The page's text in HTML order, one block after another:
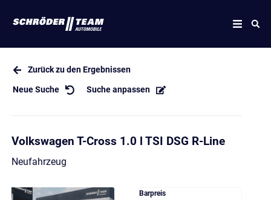
Zurück zu den Ergebnissen
Neue Suche Suche anpassen
Volkswagen T-Cross 1.0 l TSI DSG R-Line
Neufahrzeug
Barpreis